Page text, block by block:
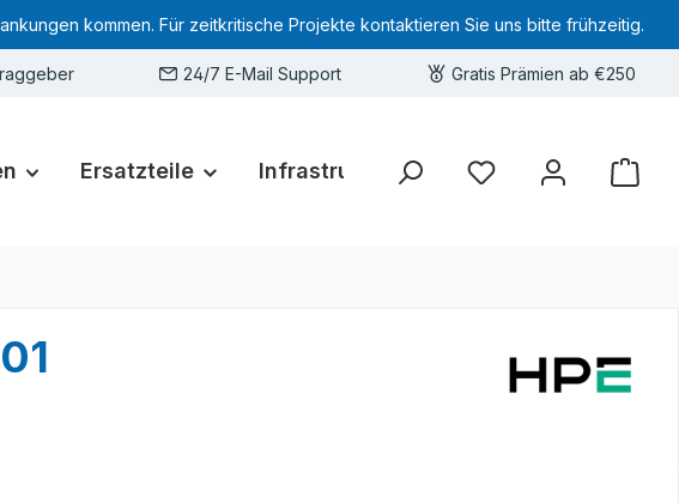
kommen. Für zeitkritische Projekte kontaktieren Sie uns bitte frühzeitig.
24/7 E-Mail Support Gratis Prämien ab €250
Ersatzteile Infrastruktur Hardware-Deals
Sie haben 0 Produkte